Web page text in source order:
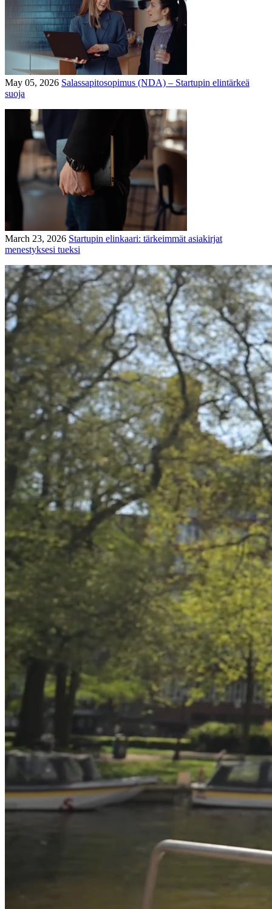
May 05, 2026 Salassapitosopimus (NDA) – Startupin elintärkeä
suoja
March 23, 2026 Startupin elinkaari: tärkeimmät asiakirjat
menestyksesi tueksi